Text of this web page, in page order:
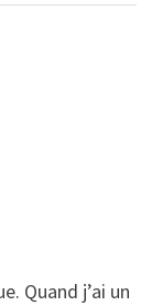
Quand j’ai un